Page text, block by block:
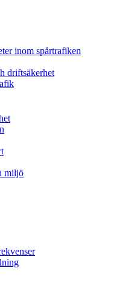
inom spårtrafiken
driftsäkerhet
miljö